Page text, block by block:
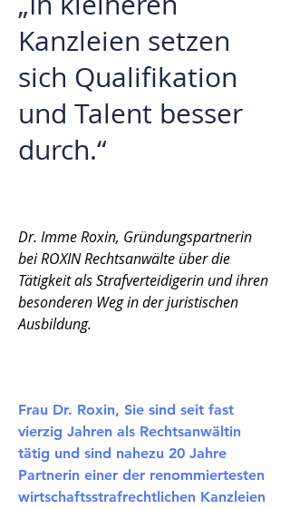
Kanzleien setzen
sich Qualifikation
und Talent besser
durch.“
Dr. Imme Roxin, Gründungspartnerin
bei ROXIN Rechtsanwälte über die
Tätigkeit als Strafverteidigerin und ihren
besonderen Weg in der juristischen
Ausbildung.
Frau Dr. Roxin, Sie sind seit fast
vierzig Jahren als Rechtsanwältin
tätig und sind nahezu 20 Jahre
Partnerin einer der renommiertesten
wirtschaftsstrafrechtlichen Kanzleien